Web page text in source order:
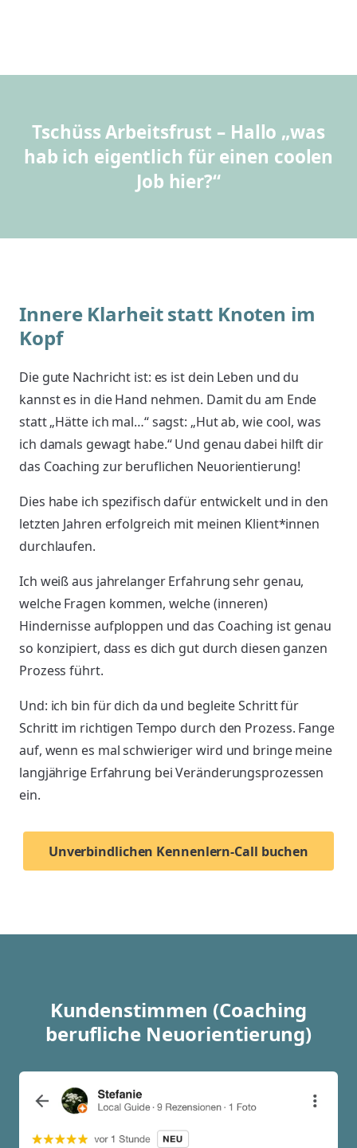
Tschüss Arbeitsfrust – Hallo „was
hab ich eigentlich für einen coolen
Job hier?“
Innere Klarheit statt Knoten im
Kopf
Die gute Nachricht ist: es ist dein Leben und du
kannst es in die Hand nehmen. Damit du am Ende
statt „Hätte ich mal…“ sagst: „Hut ab, wie cool, was
ich damals gewagt habe.“ Und genau dabei hilft dir
das Coaching zur beruflichen Neuorientierung!
Dies habe ich spezifisch dafür entwickelt und in den
letzten Jahren erfolgreich mit meinen Klient*innen
durchlaufen.
Ich weiß aus jahrelanger Erfahrung sehr genau,
welche Fragen kommen, welche (inneren)
Hindernisse aufploppen und das Coaching ist genau
so konzipiert, dass es dich gut durch diesen ganzen
Prozess führt.
Und: ich bin für dich da und begleite Schritt für
Schritt im richtigen Tempo durch den Prozess. Fange
auf, wenn es mal schwieriger wird und bringe meine
langjährige Erfahrung bei Veränderungsprozessen
ein.
Unverbindlichen Kennenlern-Call buchen
Kundenstimmen (Coaching
berufliche Neuorientierung)